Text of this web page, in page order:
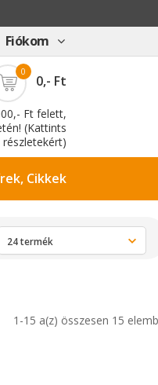
Fiókom
0
0,- Ft
Ft felett,
(Kattints
részletekért)
Cikkek
1-15 a(z) összesen 15